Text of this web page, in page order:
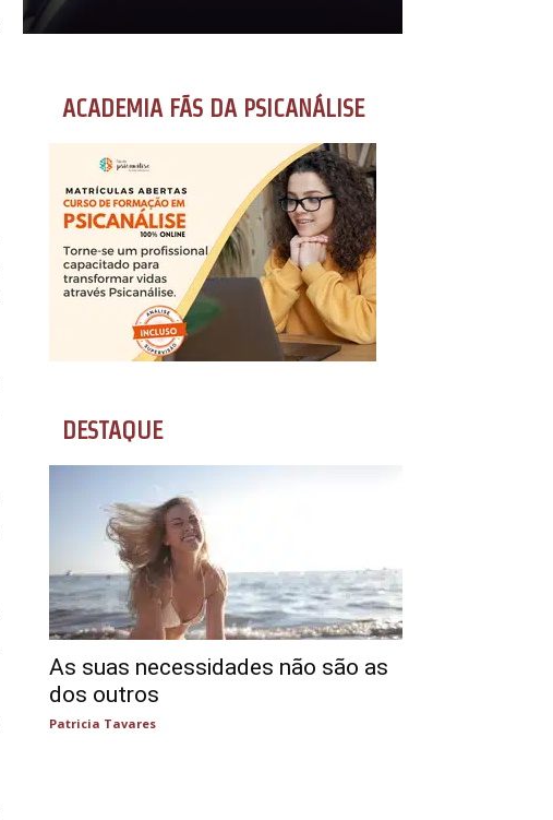
ACADEMIA FÃS DA PSICANÁLISE
DESTAQUE
As suas necessidades não são as
dos outros
Patricia Tavares